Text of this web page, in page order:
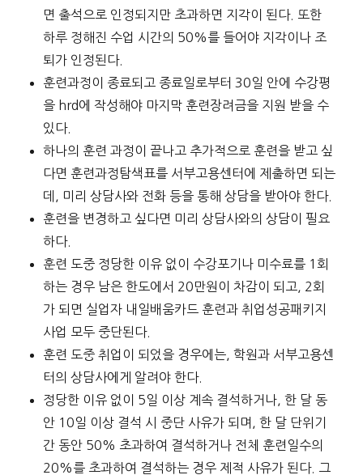
면 출석으로 인정되지만 초과하면 지각이 된다. 또한
하루 정해진 수업 시간의 50%를 들어야 지각이나 조
퇴가 인정된다.
훈련과정이 종료되고 종료일로부터 30일 안에 수강평
을 hrd에 작성해야 마지막 훈련장려금을 지원 받을 수
있다.
하나의 훈련 과정이 끝나고 추가적으로 훈련을 받고 싶
다면 훈련과정탐색표를 서부고용센터에 제출하면 되는
데, 미리 상담사와 전화 등을 통해 상담을 받아야 한다.
훈련을 변경하고 싶다면 미리 상담사와의 상담이 필요
하다.
훈련 도중 정당한 이유 없이 수강포기나 미수료를 1회
하는 경우 남은 한도에서 20만원이 차감이 되고, 2회
가 되면 실업자 내일배움카드 훈련과 취업성공패키지
사업 모두 중단된다.
훈련 도중 취업이 되었을 경우에는, 학원과 서부고용센
터의 상담사에게 알려야 한다.
정당한 이유 없이 5일 이상 계속 결석하거나, 한 달 동
안 10일 이상 결석 시 중단 사유가 되며, 한 달 단위기
간 동안 50% 초과하여 결석하거나 전체 훈련일수의
20%를 초과하여 결석하는 경우 제적 사유가 된다. 그